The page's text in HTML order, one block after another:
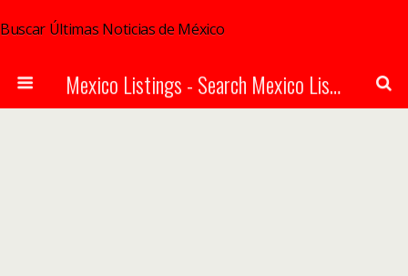
Buscar Últimas Noticias de México
Mexico Listings - Search Mexico Listings Online